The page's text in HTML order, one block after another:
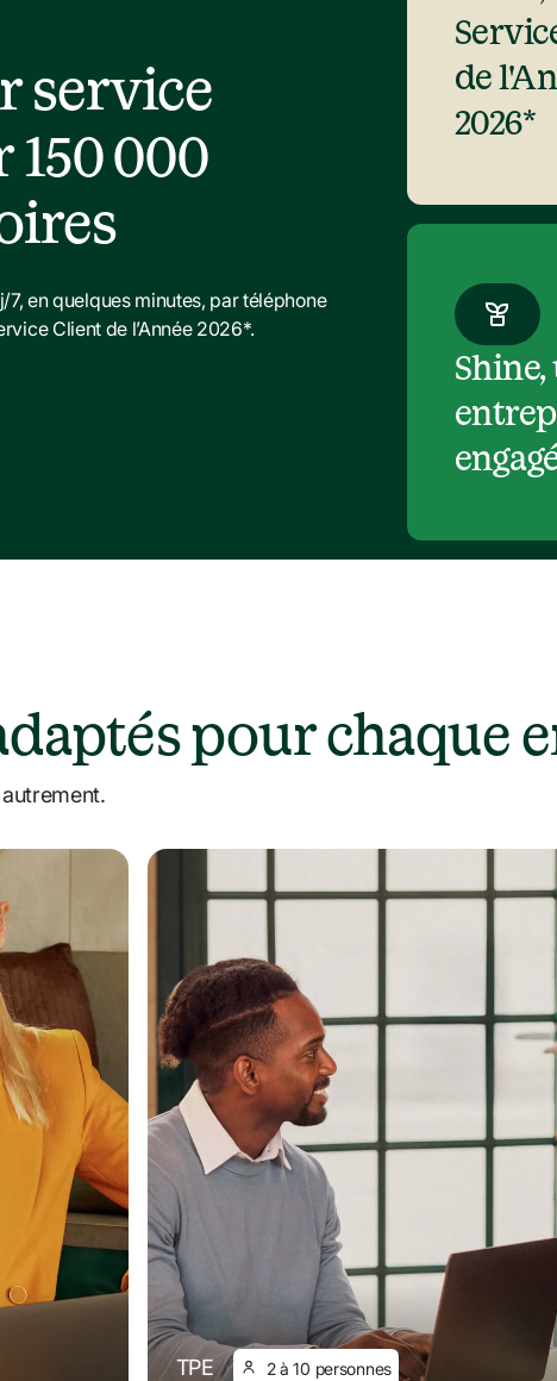
service
000
en quelques minutes, par téléphone
Client de l’Année 2026*.
de
2026*
Shine,
pour chaque
TPE
2 à 10 personnes